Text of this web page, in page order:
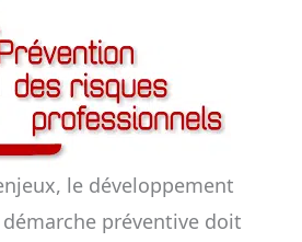
le développement
démarche préventive doit